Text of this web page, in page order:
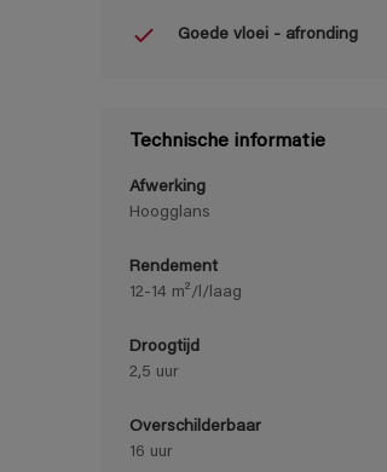
Goede vloei - afronding
Technische informatie
Afwerking
Hoogglans
Rendement
12-14 m²/l/laag
Droogtijd
2,5 uur
Overschilderbaar
16 uur